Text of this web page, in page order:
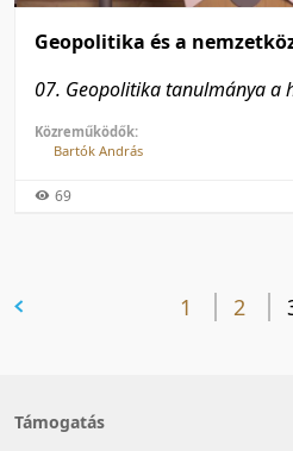
Geopolitika és a
07. Geopolitika tanulmánya a
Közreműködők:
Bartók András
69
1 2
Támogatás